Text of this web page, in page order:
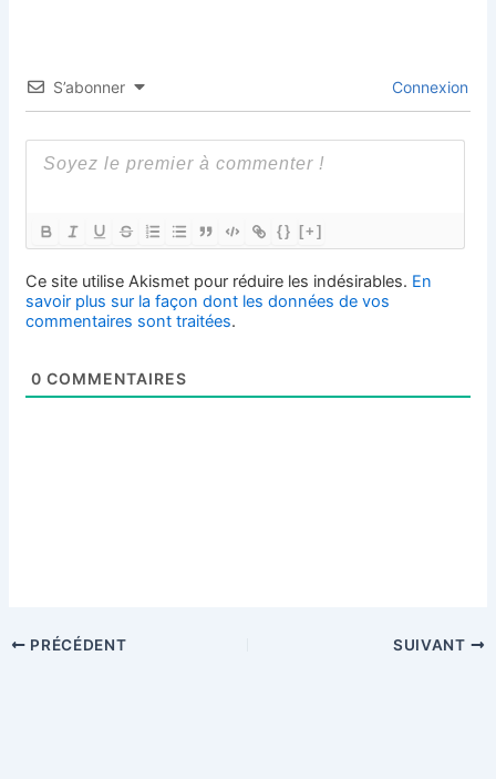
S’abonner Connexion
{} [+]
Ce site utilise Akismet pour réduire les indésirables. En
savoir plus sur la façon dont les données de vos
commentaires sont traitées.
0 COMMENTAIRES
PRÉCÉDENT SUIVANT